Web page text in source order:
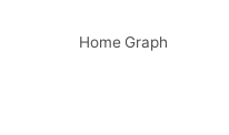
HomeGraph